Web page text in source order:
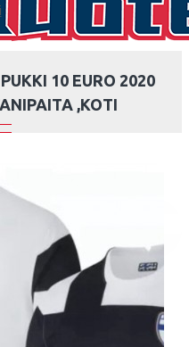
10 EURO 2020
,KOTI